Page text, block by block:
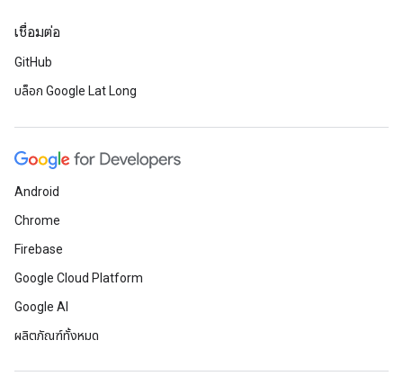
เชื่อมต่อ
GitHub
บล็อก Google Lat Long
Android
Chrome
Firebase
Google Cloud Platform
Google AI
ผลิตภัณฑ์ทั้งหมด